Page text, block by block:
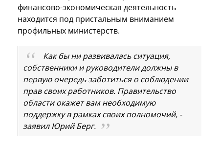
финансово-экономическая деятельность
находится под пристальным вниманием
профильных министерств.
Как бы ни развивалась ситуация,
собственники и руководители должны в
первую очередь заботиться о соблюдении
прав своих работников. Правительство
области окажет вам необходимую
поддержку в рамках своих полномочий, -
заявил Юрий Берг.